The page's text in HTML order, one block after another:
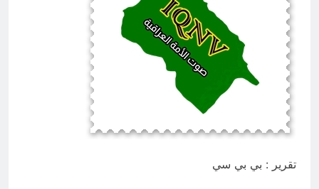
7 ساعات Ago
الولاية التكوينية / راي الفلسفة
التجريدية للانسان
تقرير : بي بي سي